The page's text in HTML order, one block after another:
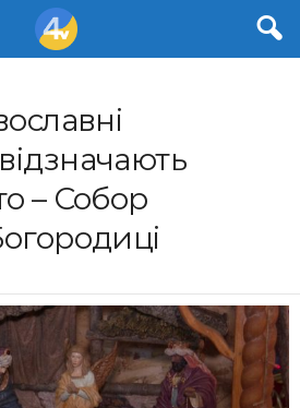
– Собор